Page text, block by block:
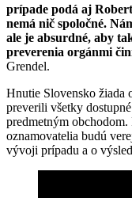
prípade podá aj
nemá nič spoločné.
ale je absurdné, aby
preverenia orgánmi
Grendel.
Hnutie Slovensko žiada
preverili všetky
predmetným
oznamovatelia budú
vývoji prípadu a o